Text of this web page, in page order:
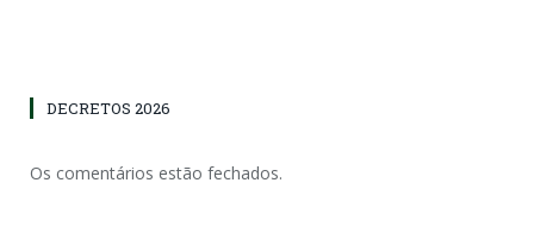
DECRETOS 2026
Os comentários estão fechados.